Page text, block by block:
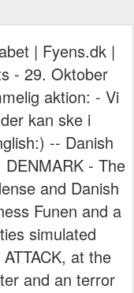
| Fyens.dk |
- 29. Oktober
aktion: - Vi
kan ske i
-- Danish
- The
and Danish
Funen and a
simulated
at the
and an terror